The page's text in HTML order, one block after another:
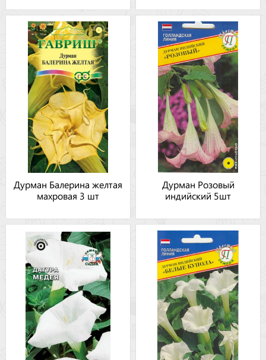
Дурман Балерина желтая
махровая 3 шт
Дурман Розовый
индийский 5шт